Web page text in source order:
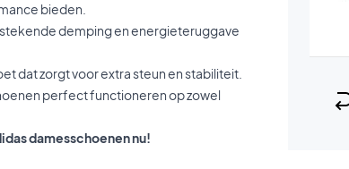
bieden.
demping en energieteruggave
dat zorgt voor extra steun en stabiliteit.
perfect functioneren op zowel
damesschoenen nu!